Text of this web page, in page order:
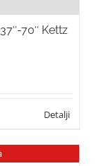
70″ Kettz